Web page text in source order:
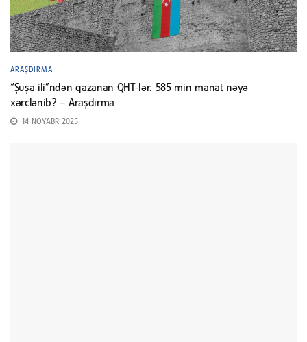
ARAŞDIRMA
“Şuşa ili”ndən qazanan QHT-lər. 585 min manat nəyə
xərclənib? – Araşdırma
14 NOYABR 2025